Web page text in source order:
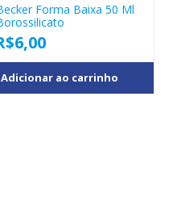
Forma Baixa 50 Ml
6,00
Adicionar ao carrinho